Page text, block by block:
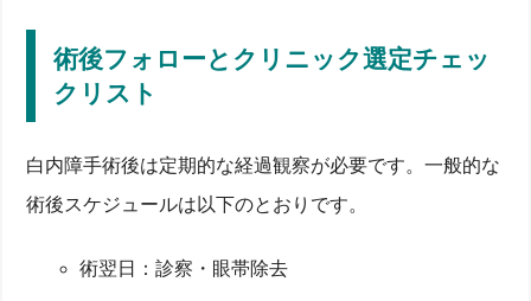
術後フォローとクリニック選定チェッ
クリスト
白内障手術後は定期的な経過観察が必要です。一般的な
術後スケジュールは以下のとおりです。
術翌日：診察・眼帯除去